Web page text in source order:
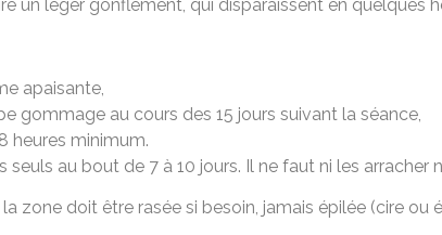
un léger gonflement, qui disparaissent en quelques
apaisante,
gommage au cours des 15 jours suivant la séance,
heures minimum.
au bout de 7 à 10 jours. Il ne faut ni les arracher
zone doit être rasée si besoin, jamais épilée (cire ou